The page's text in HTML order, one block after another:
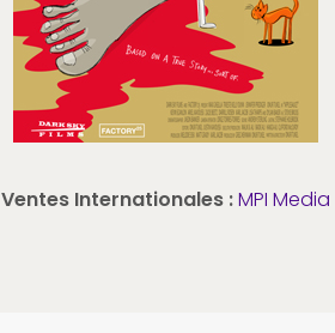
Ventes Internationales :MPI Media